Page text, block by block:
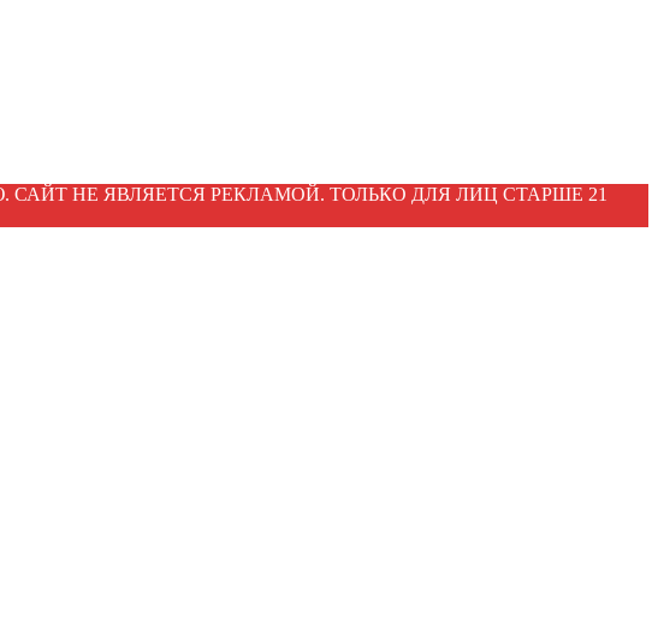
НЕ ЯВЛЯЕТСЯ РЕКЛАМОЙ. ТОЛЬКО ДЛЯ ЛИЦ СТАРШЕ 21